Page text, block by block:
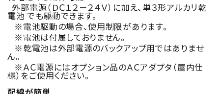
外部電源（ＤＣ１２－２４Ｖ）に加え、単３形アルカリ乾
電池 でも駆動できます。
※電池駆動の場合、使用制限があります。
※電池は付属しておりません。
※乾電池は外部電源のバックアップ用ではありませ
ん。
※ＡＣ電源にはオプション品のＡＣアダプタ（屋内仕
様）をご使用ください。